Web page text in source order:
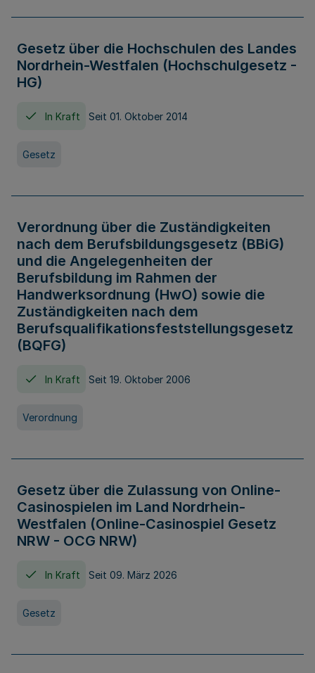
Gesetz über die Hochschulen des Landes
Nordrhein-Westfalen (Hochschulgesetz -
HG)
In Kraft Seit 01. Oktober 2014
Gesetz
Verordnung über die Zuständigkeiten
nach dem Berufsbildungsgesetz (BBiG)
und die Angelegenheiten der
Berufsbildung im Rahmen der
Handwerksordnung (HwO) sowie die
Zuständigkeiten nach dem
Berufsqualifikationsfeststellungsgesetz
(BQFG)
In Kraft Seit 19. Oktober 2006
Verordnung
Gesetz über die Zulassung von Online-
Casinospielen im Land Nordrhein-
Westfalen (Online-Casinospiel Gesetz
NRW - OCG NRW)
In Kraft Seit 09. März 2026
Gesetz